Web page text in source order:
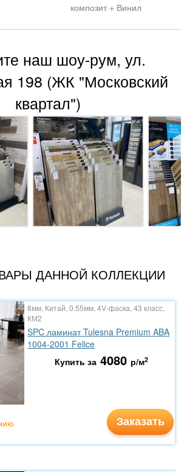
композит + Винил
наш шоу-рум, ул.
198 (ЖК "Московский
квартал")
ДАННОЙ КОЛЛЕКЦИИ
8мм, Китай, 0.55мм, 4V-фаска, 43 класс,
КМ2
SPC ламинат Tulesna Premium ABA
1004-2001 Felice
Купить за 4080 р/м2
Заказать